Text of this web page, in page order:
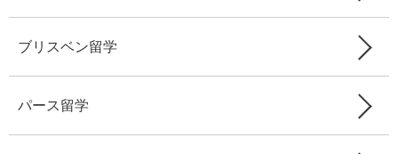
ブリスベン留学
パース留学